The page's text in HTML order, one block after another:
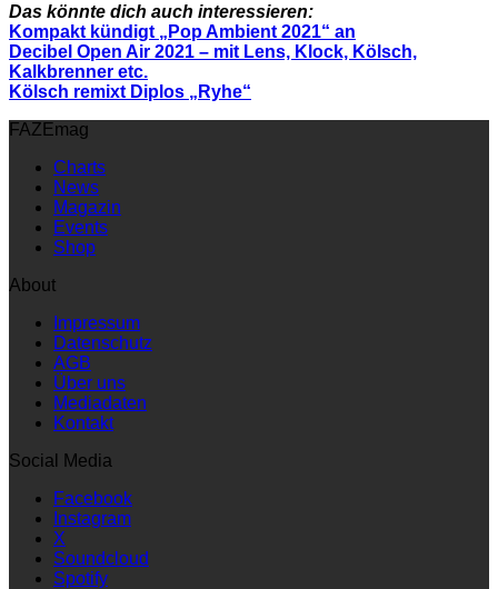
Das könnte dich auch interessieren:
Kompakt kündigt „Pop Ambient 2021“ an
Decibel Open Air 2021 – mit Lens, Klock, Kölsch,
Kalkbrenner etc.
Kölsch remixt Diplos „Ryhe“
FAZEmag
Charts
News
Magazin
Events
Shop
About
Impressum
Datenschutz
AGB
Über uns
Mediadaten
Kontakt
Social Media
Facebook
Instagram
X
Soundcloud
Spotify